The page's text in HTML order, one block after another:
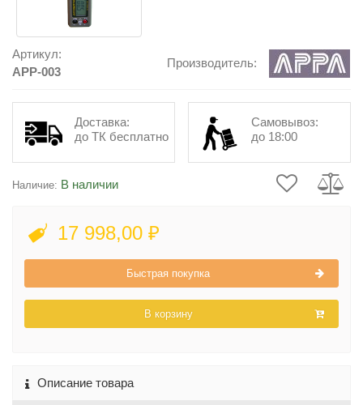
Артикул:
APP-003
Производитель:
Доставка:
до ТК бесплатно
Самовывоз:
до 18:00
Наличие: В наличии
17 998,00 ₽
Быстрая покупка
В корзину
Описание товара